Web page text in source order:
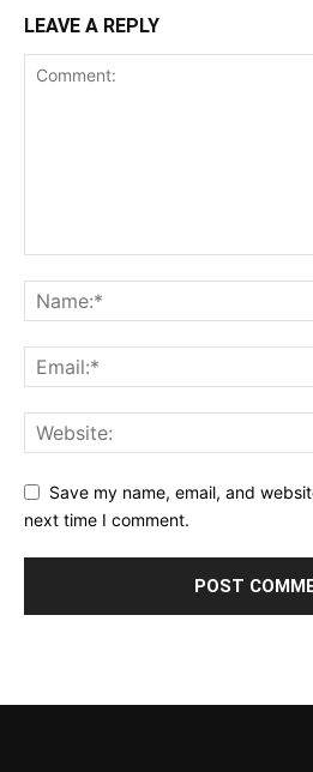
LEAVE A REPLY
Save my name, email, and
next time I comment.